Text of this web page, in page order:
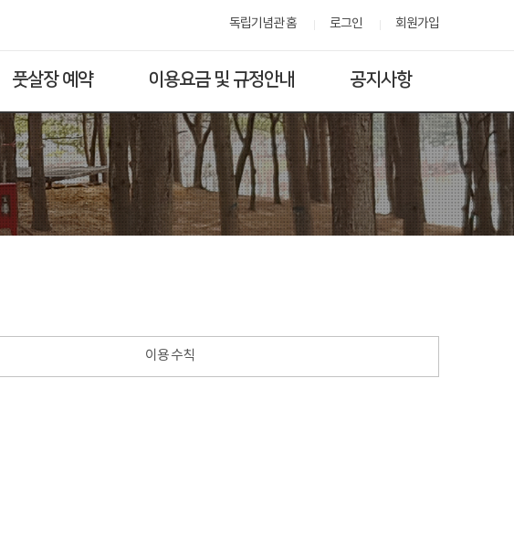
독립기념관 홈 로그인 회원가입
풋살장 예약 이용요금 및 규정안내 공지사항
이용 수칙